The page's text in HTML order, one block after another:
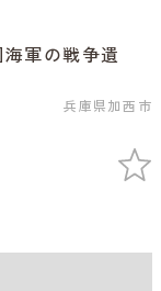
軍の戦争遺
兵庫県加西市